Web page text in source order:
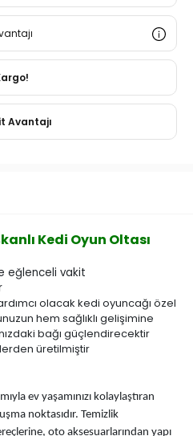
Avantajı
Kedi Oyun Oltası
eğlenceli vakit
olacak kedi oyuncağı özel
hem sağlıklı gelişimine
bağı güçlendirecektir
üretilmiştir
ev yaşamınızı kolaylaştıran
noktasıdır. Temizlik
oto aksesuarlarından yapı